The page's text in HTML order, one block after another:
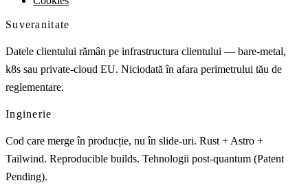
Suveranitate
Datele clientului rămân pe infrastructura clientului — bare-metal,
k8s sau private-cloud EU. Niciodată în afara perimetrului tău de
reglementare.
Inginerie
Cod care merge în producție, nu în slide-uri. Rust + Astro +
Tailwind. Reproducible builds. Tehnologii post-quantum (Patent
Pending).